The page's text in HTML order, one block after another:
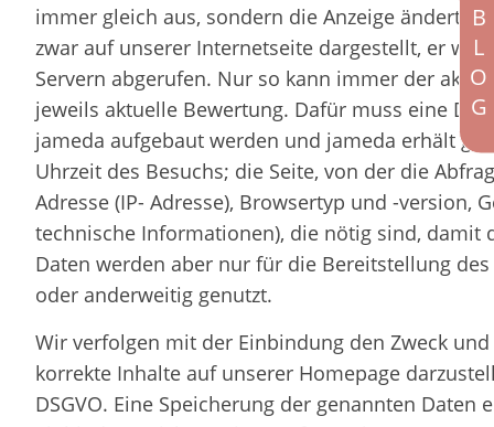
immer gleich aus, sondern die Anzeige ändert
zwar auf unserer Internetseite dargestellt, er
Servern abgerufen. Nur so kann immer der
jeweils aktuelle Bewertung. Dafür muss eine
jameda aufgebaut werden und jameda erhält
Uhrzeit des Besuchs; die Seite, von der die
Adresse (IP- Adresse), Browsertyp und -version,
technische Informationen), die nötig sind, damit
Daten werden aber nur für die Bereitstellung
oder anderweitig genutzt.
Wir verfolgen mit der Einbindung den Zweck
korrekte Inhalte auf unserer Homepage
DSGVO. Eine Speicherung der genannten
BLOG